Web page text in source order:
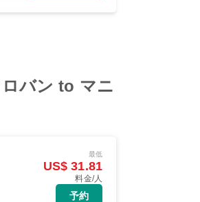
バン to マニ
最低
US$ 31.81
料金/人
予約